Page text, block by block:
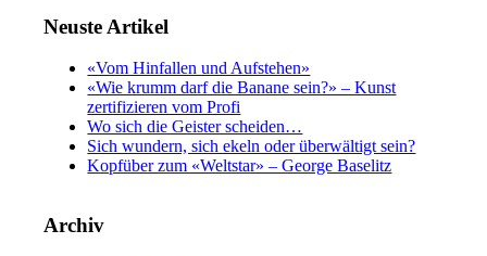
Neuste Artikel
«Vom Hinfallen und Aufstehen»
«Wie krumm darf die Banane sein?» – Kunst
zertifizieren vom Profi
Wo sich die Geister scheiden…
Sich wundern, sich ekeln oder überwältigt sein?
Kopfüber zum «Weltstar» – George Baselitz
Archiv